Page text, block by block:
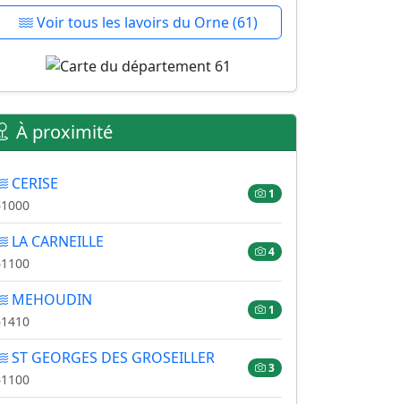
Voir tous les lavoirs du Orne (61)
À proximité
CERISE
1
LA CARNEILLE
4
MEHOUDIN
1
ST GEORGES DES GROSEILLER
3